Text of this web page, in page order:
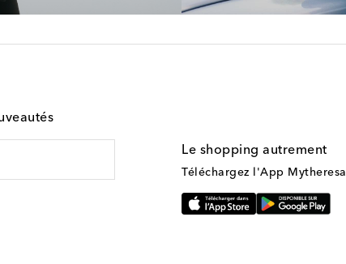
Le shopping autrement
Téléchargez l'App Mytheresa